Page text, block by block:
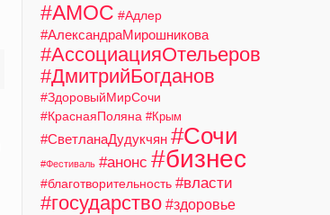
#АМОС #Адлер
#АлександраМирошникова
#АссоциацияОтельеров
#ДмитрийБогданов
#ЗдоровыйМирСочи
#КраснаяПоляна #Крым
#СветланаДудукчян #Сочи
#Фестиваль #анонс #бизнес
#благотворительность #власти
#государство #здоровье